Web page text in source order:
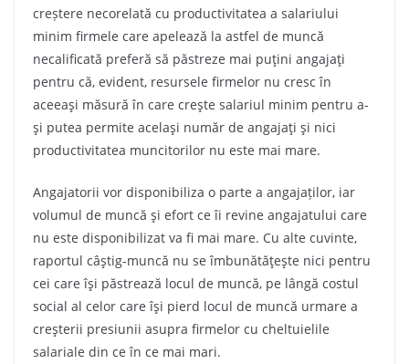
creștere necorelată cu productivitatea a salariului
minim firmele care apelează la astfel de muncă
necalificată preferă să păstreze mai puţini angajaţi
pentru că, evident, resursele firmelor nu cresc în
aceeaşi măsură în care creşte salariul minim pentru a-
şi putea permite acelaşi număr de angajaţi şi nici
productivitatea muncitorilor nu este mai mare.
Angajatorii vor disponibiliza o parte a angajaților, iar
volumul de muncă şi efort ce îi revine angajatului care
nu este disponibilizat va fi mai mare. Cu alte cuvinte,
raportul câştig-muncă nu se îmbunătăţeşte nici pentru
cei care îşi păstrează locul de muncă, pe lângă costul
social al celor care îşi pierd locul de muncă urmare a
creşterii presiunii asupra firmelor cu cheltuielile
salariale din ce în ce mai mari.